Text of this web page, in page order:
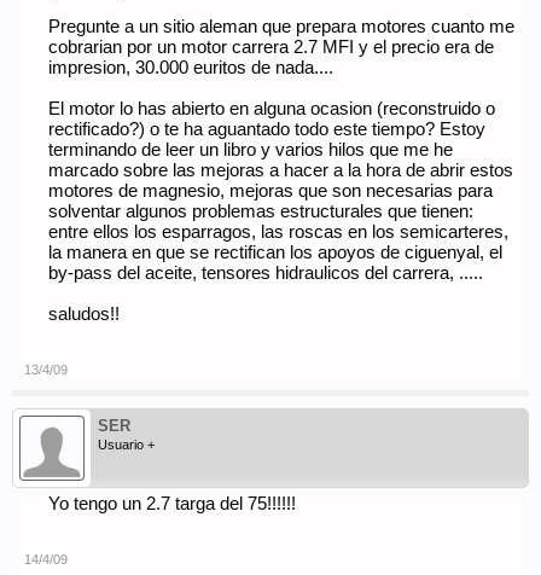
Pregunte a un sitio aleman que prepara motores cuanto me
cobrarian por un motor carrera 2.7 MFI y el precio era de
impresion, 30.000 euritos de nada....
El motor lo has abierto en alguna ocasion (reconstruido o
rectificado?) o te ha aguantado todo este tiempo? Estoy
terminando de leer un libro y varios hilos que me he
marcado sobre las mejoras a hacer a la hora de abrir estos
motores de magnesio, mejoras que son necesarias para
solventar algunos problemas estructurales que tienen:
entre ellos los esparragos, las roscas en los semicarteres,
la manera en que se rectifican los apoyos de ciguenyal, el
by-pass del aceite, tensores hidraulicos del carrera, .....
saludos!!
13/4/09
SER
Usuario +
Yo tengo un 2.7 targa del 75!!!!!!
14/4/09